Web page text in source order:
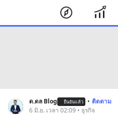
ด.ดล Blog ยืนยันแล้ว • ติดตาม
6 มิ.ย. เวลา 02:09 • ธุรกิจ